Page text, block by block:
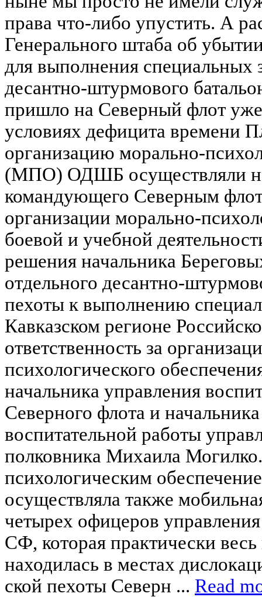
права что-либо упустить. А
Генерального штаба об
для выполнения специальных
десантно-штурмового
пришло на Северный флот
условиях дефицита времени
организацию морально-
(МПО) ОДШБ осуществляли
командующего Северным
организации морально-
боевой и учебной
решения начальника
отдельного десантно-
пехоты к выполнению
Кавказском регионе
ответственность за
психологического
начальника управления
Северного флота и
воспитательной работы
полковника Михаила
психологическим
осуществляла также
четырех офицеров
СФ, которая практически
находилась в местах
ской пехоты Северн ... Read